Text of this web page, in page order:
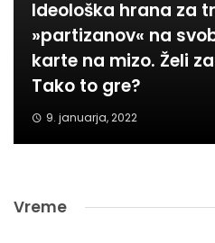
Ideološka hrana za
»partizanov« na
karte na mizo. Želi
Tako to gre?
9. januarja, 2022
Vreme